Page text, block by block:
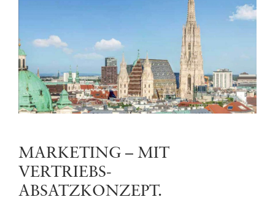
MARKETING – MIT
VERTRIEBS-
ABSATZKONZEPT.